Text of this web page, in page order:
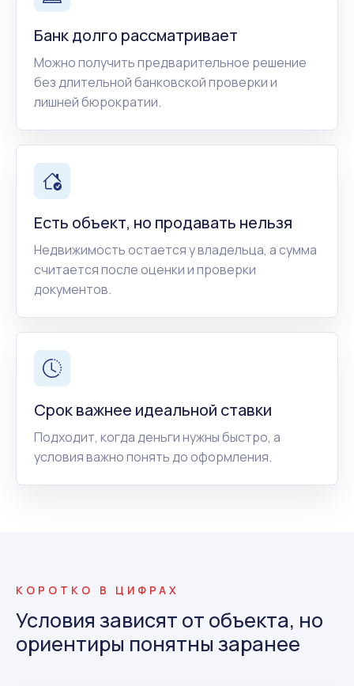
Банк долго рассматривает
Можно получить предварительное решение
без длительной банковской проверки и
лишней бюрократии.
Есть объект, но продавать нельзя
Недвижимость остается у владельца, а сумма
считается после оценки и проверки
документов.
Срок важнее идеальной ставки
Подходит, когда деньги нужны быстро, а
условия важно понять до оформления.
КОРОТКО В ЦИФРАХ
Условия зависят от объекта, но
ориентиры понятны заранее